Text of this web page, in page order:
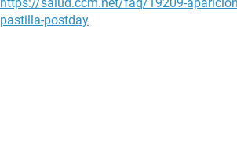
pastilla-postday